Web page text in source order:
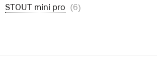
STOUT mini pro (6)